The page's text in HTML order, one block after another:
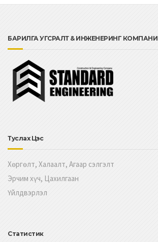
БАРИЛГА УГСРАЛТ & ИНЖЕНЕРИНГ КОМПАНИ
Туслах Цэс
Хөргөлт, Халаалт, Агаар сэлгэлт
Эрчим хүч, Цахилгаан
Үйлдвэрлэл
Статистик